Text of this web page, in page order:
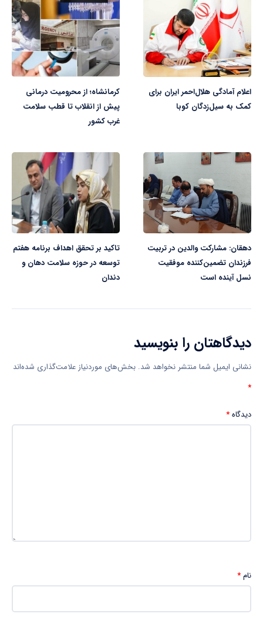
اعلام آمادگی هلال‌احمر ایران برای
کمک به سیل‌زدگان کوبا
کرمانشاه؛ از محرومیت درمانی
پیش از انقلاب تا قطب سلامت
غرب کشور
دهقان: مشارکت والدین در تربیت
فرزندان تضمین‌کننده موفقیت
نسل آینده است
تاکید بر تحقق اهداف برنامه هفتم
توسعه در حوزه سلامت دهان و
دندان
دیدگاهتان را بنویسید
نشانی ایمیل شما منتشر نخواهد شد. بخش‌های موردنیاز علامت‌گذاری شده‌اند
*
دیدگاه*
نام*